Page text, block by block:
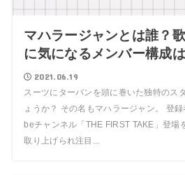
マハラージャンとは誰？
に気になるメンバー構成
2021.06.19
スーツにターバンを頭に巻いた独特のス
ょうか？ その名もマハラージャン。 登
beチャンネル「THE FIRST TAKE」登場
取り上げられ注目...